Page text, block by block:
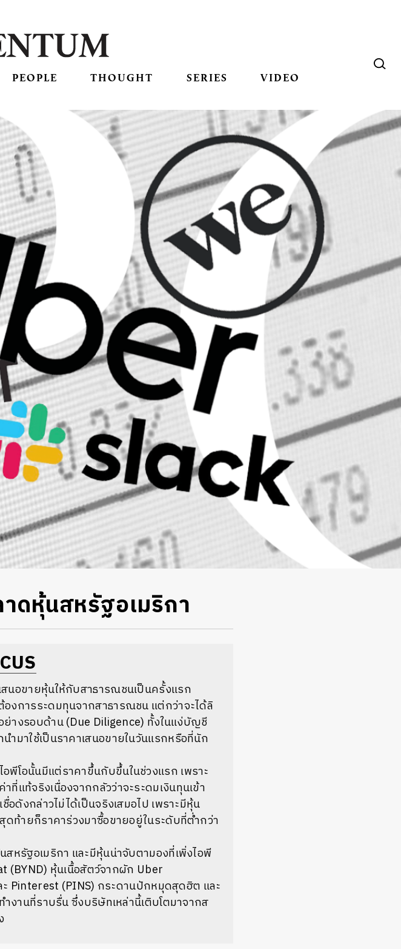
PEOPLE THOUGHT SERIES VIDEO
ดหุ้นสหรัฐอเมริกา
นอขายหุ้นให้กับสาธารณชนเป็นครั้งแรก
งการระดมทุนจากสาธารณชน แต่กว่าจะได้ลิ
งรอบด้าน (Due Diligence) ทั้งในแง่บัญชี
มาใช้เป็นราคาเสนอขายในวันแรกหรือที่นัก
โอนั้นมีแต่ราคาขึ้นกับขึ้นในช่วงแรก เพราะ
แท้จริงเนื่องจากกลัวว่าจะระดมเงินทุนเข้า
ดังกล่าวไม่ได้เป็นจริงเสมอไป เพราะมีหุ้น
ท้ายก็ราคาร่วงมาซื้อขายอยู่ในระดับที่ต่ำกว่า
รัฐอเมริกา และมีหุ้นน่าจับตามองที่เพิ่งไอพี
(BYND) หุ้นเนื้อสัตว์จากผัก Uber
Pinterest (PINS) กระดานปักหมุดสุดฮิต และ
งานที่ราบรื่น ซึ่งบริษัทเหล่านี้เติบโตมาจากส